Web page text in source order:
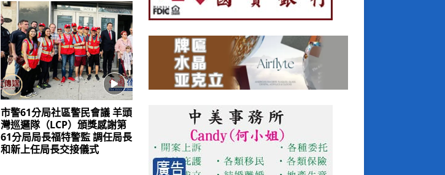
市警61分局社區警民會議 羊頭
灣巡邏隊（LCP）頒獎感謝第
61分局局長福特警監 調任局長
和新上任局長交接儀式